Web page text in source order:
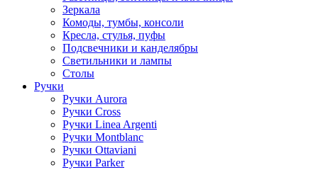
Зеркала
Комоды, тумбы, консоли
Кресла, стулья, пуфы
Подсвечники и канделябры
Светильники и лампы
Столы
Ручки
Ручки Aurora
Ручки Cross
Ручки Linea Argenti
Ручки Montblanc
Ручки Ottaviani
Ручки Parker